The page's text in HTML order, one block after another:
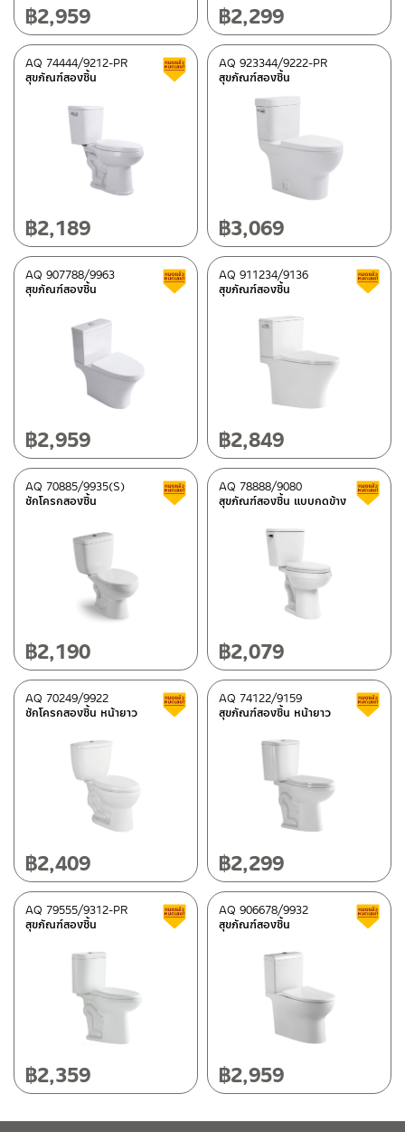
฿2,959 ฿2,299
สุขภัณฑ์สองชิ้น
AQ 74444/9212-PR สินค้าลดราคา เคลียร์สต็อก
฿2,189
สุขภัณฑ์สองชิ้น
AQ 923344/9222-PR
฿3,069
สุขภัณฑ์สองชิ้น
AQ 907788/9963 สินค้าลดราคา เคลียร์สต็อก
฿2,959
สุขภัณฑ์สองชิ้น
AQ 911234/9136
฿2,849
ชักโครกสองชิ้น
AQ 70885/9935(S) สินค้าลดราคา เคลียร์สต็อก
฿2,190
สุขภัณฑ์สองชิ้น แบบกดข้าง
AQ 78888/9080
฿2,079
ชักโครกสองชิ้น หน้ายาว
AQ 70249/9922 สินค้าลดราคา เคลียร์สต็อก
฿2,409
สุขภัณฑ์สองชิ้น หน้ายาว
AQ 74122/9159
฿2,299
สุขภัณฑ์สองชิ้น
AQ 79555/9312-PR สินค้าลดราคา เคลียร์สต็อก
฿2,359
สุขภัณฑ์สองชิ้น
AQ 906678/9932
฿2,959